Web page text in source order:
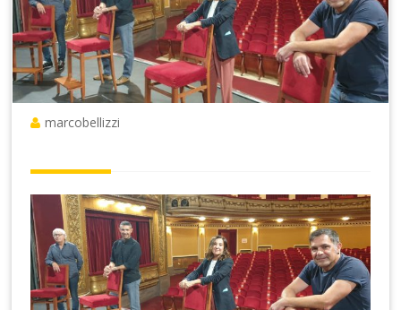
marcobellizzi